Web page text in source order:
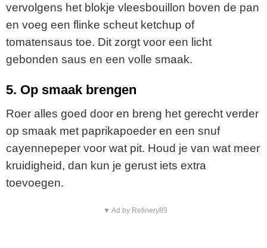
vervolgens het blokje vleesbouillon boven de pan
en voeg een flinke scheut ketchup of
tomatensaus toe. Dit zorgt voor een licht
gebonden saus en een volle smaak.
5. Op smaak brengen
Roer alles goed door en breng het gerecht verder
op smaak met paprikapoeder en een snuf
cayennepeper voor wat pit. Houd je van wat meer
kruidigheid, dan kun je gerust iets extra
toevoegen.
▼ Ad by Refinery89